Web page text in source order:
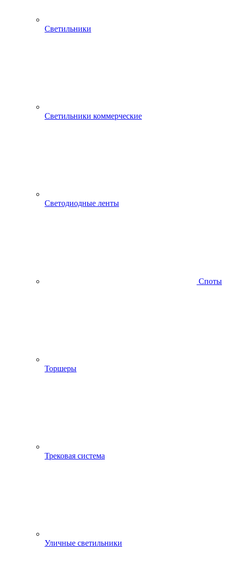
Светильники
Светильники коммерческие
Светодиодные ленты
Споты
Торшеры
Трековая система
Уличные светильники